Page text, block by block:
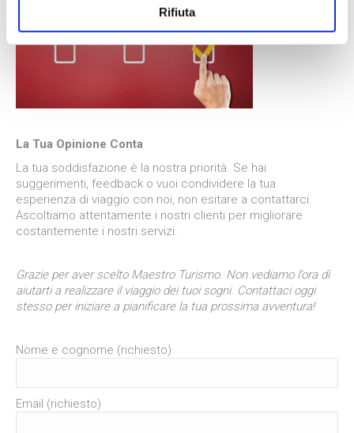
Rifiuta
La Tua Opinione Conta
La tua soddisfazione è la nostra priorità. Se hai
suggerimenti, feedback o vuoi condividere la tua
esperienza di viaggio con noi, non esitare a contattarci.
Ascoltiamo attentamente i nostri clienti per migliorare
costantemente i nostri servizi.
Grazie per aver scelto Maestro Turismo. Non vediamo l’ora di
aiutarti a realizzare il viaggio dei tuoi sogni. Contattaci oggi
stesso per iniziare a pianificare la tua prossima avventura!
Nome e cognome (richiesto)
Email (richiesto)